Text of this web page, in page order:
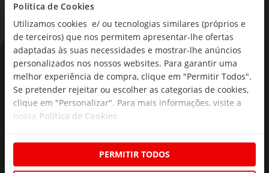
Política de Cookies
Utilizamos cookies e/ ou tecnologias similares (próprios e
de terceiros) que nos permitem apresentar-lhe ofertas
adaptadas às suas necessidades e mostrar-lhe anúncios
personalizados nos nossos websites. Para garantir uma
melhor experiência de compra, clique em "Permitir Todos".
Se pretender rejeitar ou escolher as categorias de cookies,
clique em "Personalizar". Para mais informações, visite a
nossa Política de Cookies.
PERMITIR TODOS
As novidades mais frescas no
seu e-mail!
Subscreva e descubra campanhas exclusivas,
ofertas e novidades para si.
Insira o seu e-